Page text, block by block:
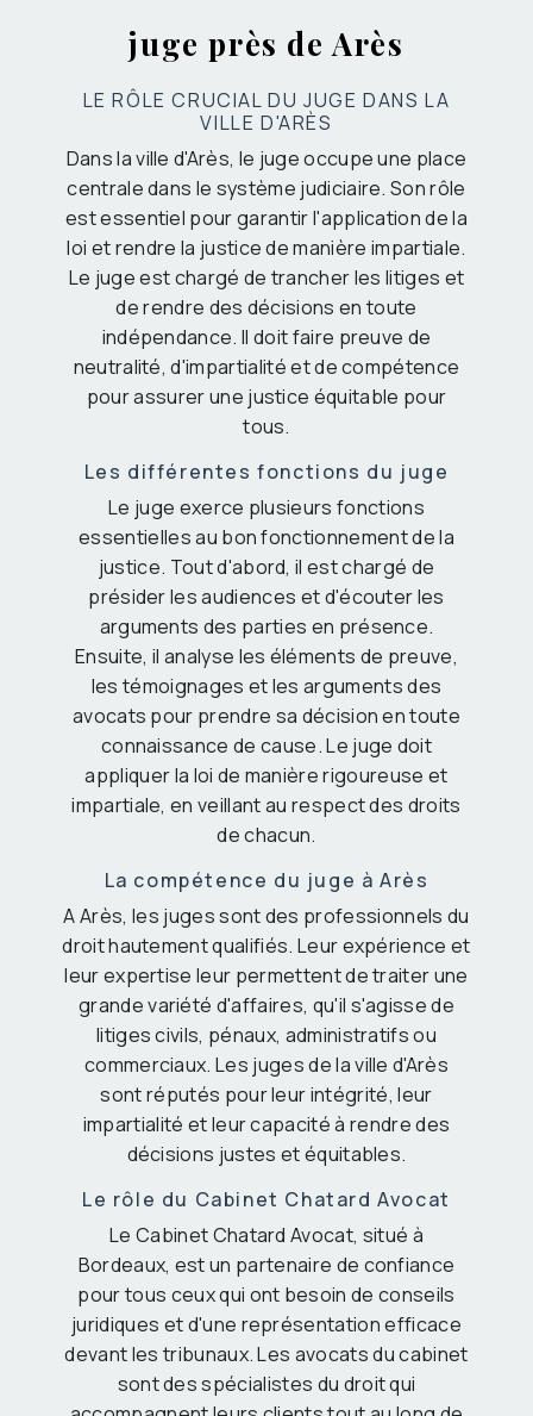
juge près de Arès
LE RÔLE CRUCIAL DU JUGE DANS LA
VILLE D'ARÈS
Dans la ville d'Arès, le juge occupe une place
centrale dans le système judiciaire. Son rôle
est essentiel pour garantir l'application de la
loi et rendre la justice de manière impartiale.
Le juge est chargé de trancher les litiges et
de rendre des décisions en toute
indépendance. Il doit faire preuve de
neutralité, d'impartialité et de compétence
pour assurer une justice équitable pour
tous.
Les différentes fonctions du juge
Le juge exerce plusieurs fonctions
essentielles au bon fonctionnement de la
justice. Tout d'abord, il est chargé de
présider les audiences et d'écouter les
arguments des parties en présence.
Ensuite, il analyse les éléments de preuve,
les témoignages et les arguments des
avocats pour prendre sa décision en toute
connaissance de cause. Le juge doit
appliquer la loi de manière rigoureuse et
impartiale, en veillant au respect des droits
de chacun.
La compétence du juge à Arès
A Arès, les juges sont des professionnels du
droit hautement qualifiés. Leur expérience et
leur expertise leur permettent de traiter une
grande variété d'affaires, qu'il s'agisse de
litiges civils, pénaux, administratifs ou
commerciaux. Les juges de la ville d'Arès
sont réputés pour leur intégrité, leur
impartialité et leur capacité à rendre des
décisions justes et équitables.
Le rôle du Cabinet Chatard Avocat
Le Cabinet Chatard Avocat, situé à
Bordeaux, est un partenaire de confiance
pour tous ceux qui ont besoin de conseils
juridiques et d'une représentation efficace
devant les tribunaux. Les avocats du cabinet
sont des spécialistes du droit qui